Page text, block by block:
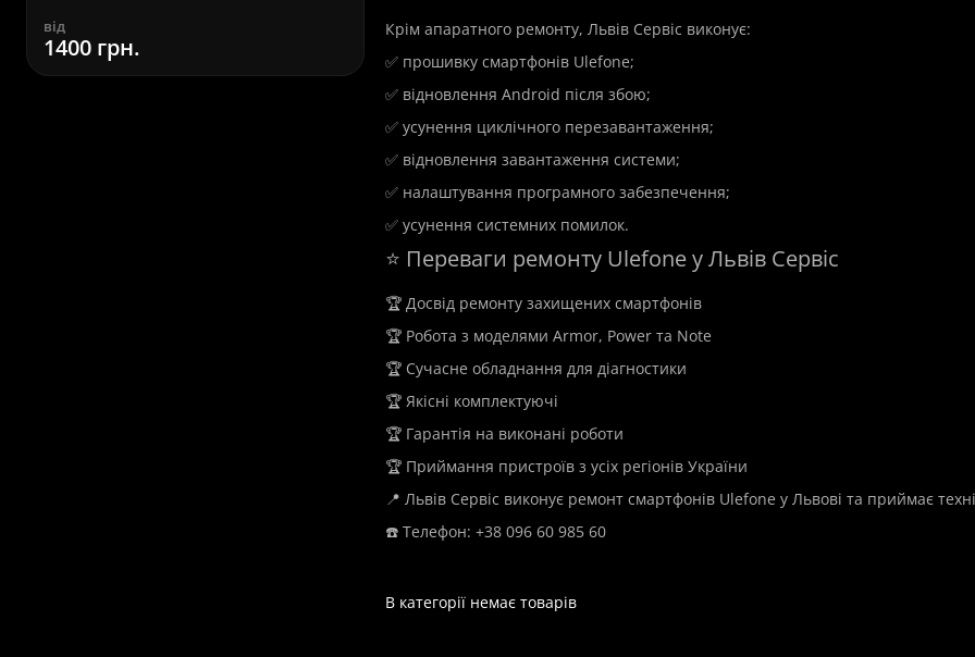
вартість
780 грн.
від
1400 грн.
від
580 грн.
Крім апаратного ремонту, Львів Сервіс виконує:
✅ прошивку смартфонів Ulefone;
✅ відновлення Android після збою;
✅ усунення циклічного перезавантаження;
✅ відновлення завантаження системи;
✅ налаштування програмного забезпечення;
✅ усунення системних помилок.
⭐ Переваги ремонту Ulefone у Львів Сервіс
🏆 Досвід ремонту захищених смартфонів
🏆 Робота з моделями Armor, Power та Note
🏆 Сучасне обладнання для діагностики
🏆 Якісні комплектуючі
🏆 Гарантія на виконані роботи
🏆 Приймання пристроїв з усіх регіонів України
📍 Львів Сервіс виконує ремонт смартфонів Ulefone у Львові та приймає
☎️ Телефон: +38 096 60 985 60
В категорії немає товарів